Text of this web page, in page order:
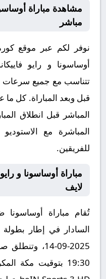
مشاهدة مباراة
مباشر
نوفر لكم عبر موقع
أوساسونا و رايو
تتناسب مع جميع سرعات
قبل وبعد المباراة. كل
المباشر قبل انطلاق
المباشرة مع الاستوديو
للفريقين.
مباراة أوساسونا و
لايف
تُقام مباراة
السادار في إطار بطولة
2025-09-14،
19:30 بتوقيت مكة